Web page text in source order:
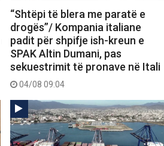
“Shtëpi të blera me paratë e
drogës”/ Kompania italiane
padit për shpifje ish-kreun e
SPAK Altin Dumani, pas
sekuestrimit të pronave në Itali
04/08 09:04